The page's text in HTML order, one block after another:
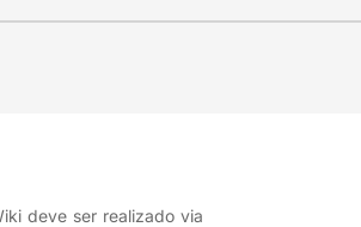
deve ser realizado via